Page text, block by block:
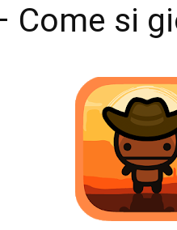
Come si